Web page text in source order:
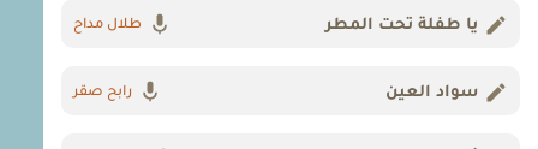
يا طفلة تحت المطر طلال مداح
سواد العين رابح صقر